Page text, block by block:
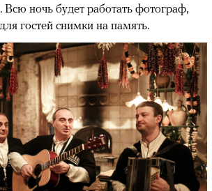
Всю ночь будет работать фотограф,
гостей снимки на память.